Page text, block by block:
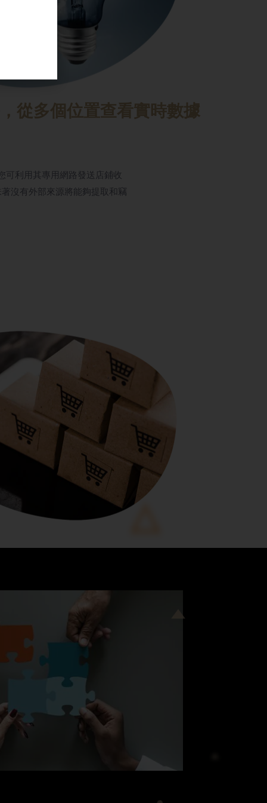
從多個位置查看實時數據
可利用其專用網路發送店鋪收
沒有外部來源將能夠提取和竊